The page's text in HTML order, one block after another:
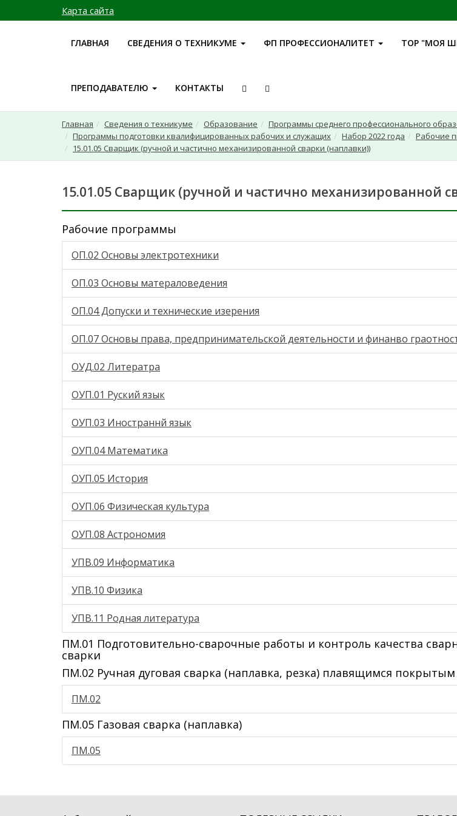
Карта сайта
ГЛАВНАЯ СВЕДЕНИЯ О ТЕХНИКУМЕ ФП ПРОФЕССИОНАЛИТЕТ ТОР "МОЯ
ПРЕПОДАВАТЕЛЮ КОНТАКТЫ
Главная Сведения о техникуме Образование
Программы среднего профессионального
Программы подготовки квалифицированных рабочих и служащих
Набор 2022 года
Рабочие
15.01.05 Сварщик (ручной и частично механизированной сварки (наплавки))
15.01.05 Сварщик (ручной и частично механизированной
Рабочие программы
ОП.02 Основы электротехники
ОП.03 Основы матераловедения
ОП.04 Допуски и технические изерения
ОП.07 Основы права, предпринимательской деятельности и финанво
ОУД.02 Литератра
ОУП.01 Руский язык
ОУП.03 Иностраннй язык
ОУП.04 Математика
ОУП.05 История
ОУП.06 Физическая культура
ОУП.08 Астрономия
УПВ.09 Информатика
УПВ.10 Физика
УПВ.11 Родная литература
ПМ.01 Подготовительно-сварочные работы и контроль качества
сварки
ПМ.02 Ручная дуговая сварка (наплавка, резка) плавящимся
ПМ.02
ПМ.05 Газовая сварка (наплавка)
ПМ.05